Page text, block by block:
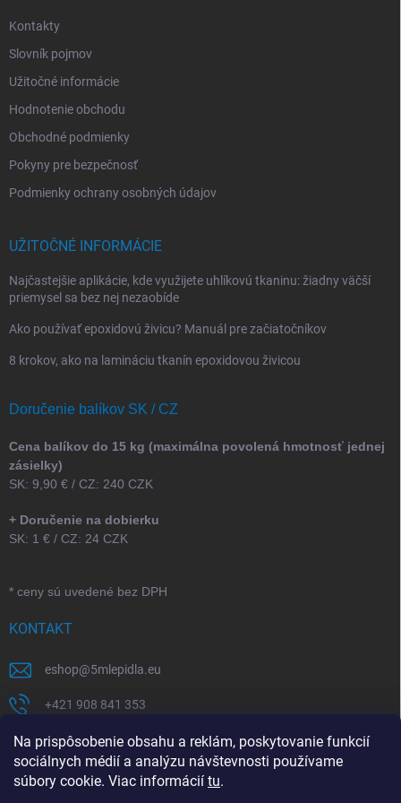
Na prispôsobenie obsahu a reklám, poskytovanie funkcií
sociálnych médií a analýzu návštevnosti používame
súbory cookie. Viac informácií tu.
Kontakty
Slovník pojmov
Užitočné informácie
Hodnotenie obchodu
Obchodné podmienky
Pokyny pre bezpečnosť
Podmienky ochrany osobných údajov
UŽITOČNÉ INFORMÁCIE
Najčastejšie aplikácie, kde využijete uhlíkovú tkaninu: žiadny väčší
priemysel sa bez nej nezaobíde
Ako používať epoxidovú živicu? Manuál pre začiatočníkov
8 krokov, ako na lamináciu tkanín epoxidovou živicou
Doručenie balíkov SK / CZ
Cena balíkov do 15 kg (maximálna povolená hmotnosť jednej
zásielky)
SK: 9,90 € / CZ: 240 CZK
+ Doručenie na dobierku
SK: 1 € / CZ: 24 CZK
* ceny sú uvedené bez DPH
KONTAKT
eshop@5mlepidla.eu
+421 908 841 353
+421 907 164 773
5Mlepidla